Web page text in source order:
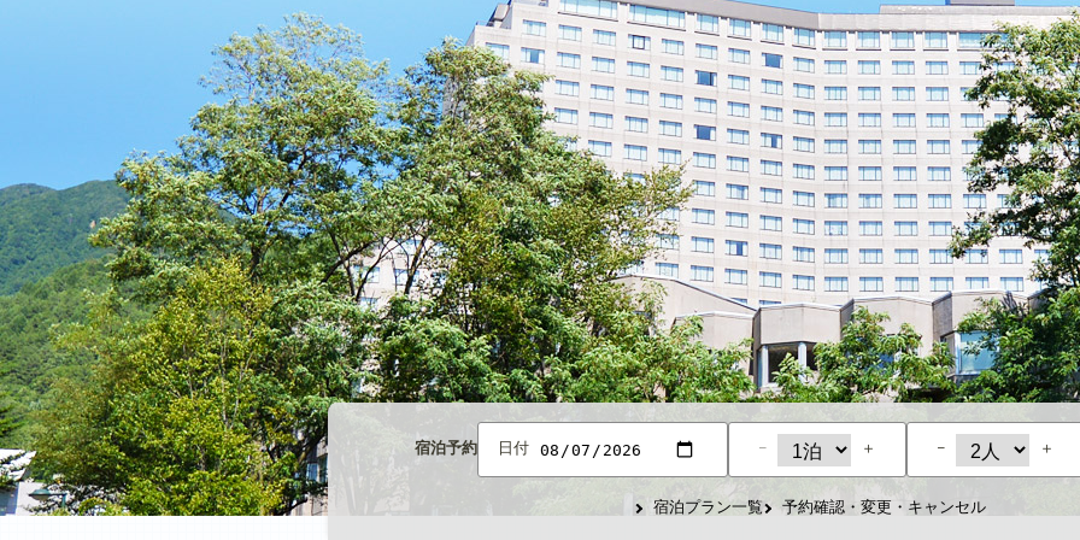
宿泊予約 日付 − ＋ − ＋
宿泊プラン一覧 予約確認・変更・キャンセル